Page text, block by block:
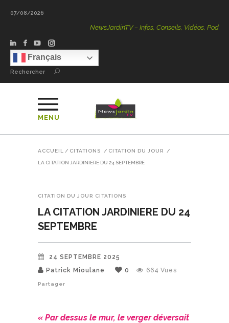
07/08/2026
NewsJardinTV – Infos, Conseils, Vidéos, Podcasts – 100
Français
Rechercher
MENU
ACCUEIL / CITATIONS / CITATION DU JOUR /
LA CITATION JARDINIERE DU 24 SEPTEMBRE
CITATION DU JOUR CITATIONS
LA CITATION JARDINIERE DU 24
SEPTEMBRE
24 SEPTEMBRE 2025
Patrick Mioulane
0 664 Vues
Partager
« Par dessus le mur, le verger déversait